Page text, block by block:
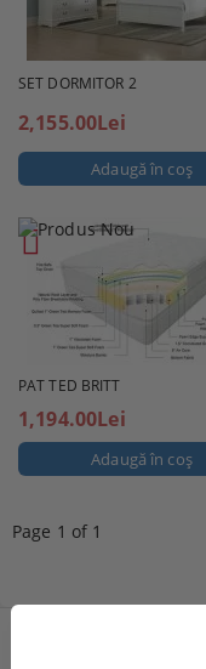
SET DORMITOR 2
2,155.00Lei
PAT TED BRITT
1,194.00Lei
Page 1 of 1